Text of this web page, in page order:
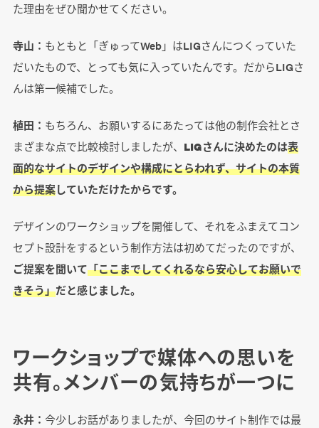
た理由をぜひ聞かせてください。
寺山： もともと「ぎゅってWeb」はLIGさんにつくっていた
だいたもので、とっても気に入っていたんです。だからLIGさ
んは第一候補でした。
植田： もちろん、お願いするにあたっては他の制作会社とさ
まざまな点で比較検討しましたが、 LIGさんに決めたのは表
面的なサイトのデザインや構成にとらわれず、サイトの本質
から提案していただけたからです。
デザインのワークショップを開催して、それをふまえてコン
セプト設計をするという制作方法は初めてだったのですが、
ご提案を聞いて「ここまでしてくれるなら安心してお願いで
きそう」だと感じました。
ワークショップで媒体への思いを
共有。メンバーの気持ちが一つに
永井： 今少しお話がありましたが、今回のサイト制作では最